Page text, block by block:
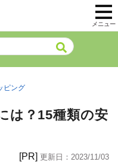
メニュー
ピング
は？15種類の安
[PR] 更新日： 2023/11/03